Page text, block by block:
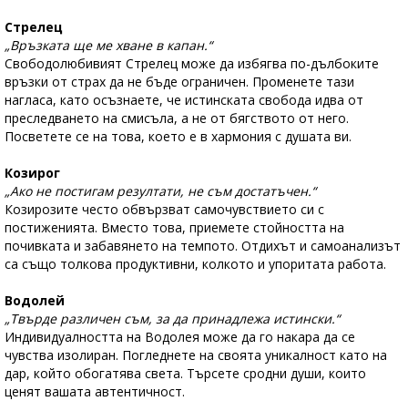
Стрелец
„Връзката ще ме хване в капан.“
Свободолюбивият Стрелец може да избягва по-дълбоките
връзки от страх да не бъде ограничен. Променете тази
нагласа, като осъзнаете, че истинската свобода идва от
преследването на смисъла, а не от бягството от него.
Посветете се на това, което е в хармония с душата ви.
Козирог
„Ако не постигам резултати, не съм достатъчен.“
Козирозите често обвързват самочувствието си с
постиженията. Вместо това, приемете стойността на
почивката и забавянето на темпото. Отдихът и самоанализът
са също толкова продуктивни, колкото и упоритата работа.
Водолей
„Твърде различен съм, за да принадлежа истински.“
Индивидуалността на Водолея може да го накара да се
чувства изолиран. Погледнете на своята уникалност като на
дар, който обогатява света. Търсете сродни души, които
ценят вашата автентичност.